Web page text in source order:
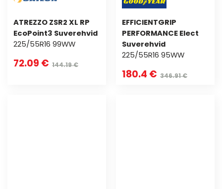
ATREZZO ZSR2 XL RP
EcoPoint3 Suverehvid
225/55R16 99WW
72.09 € 144.19 €
EFFICIENTGRIP
PERFORMANCE Elect
Suverehvid
225/55R16 95WW
180.4 € 346.91 €